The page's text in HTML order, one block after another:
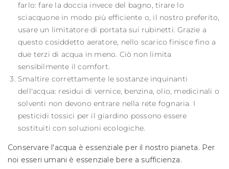
farlo: fare la doccia invece del bagno, tirare lo
sciacquone in modo più efficiente o, il nostro preferito,
usare un limitatore di portata sui rubinetti. Grazie a
questo cosiddetto aeratore, nello scarico finisce fino a
due terzi di acqua in meno. Ciò non limita
sensibilmente il comfort.
Smaltire correttamente le sostanze inquinanti
dell'acqua: residui di vernice, benzina, olio, medicinali o
solventi non devono entrare nella rete fognaria. I
pesticidi tossici per il giardino possono essere
sostituiti con soluzioni ecologiche.
Conservare l'acqua è essenziale per il nostro pianeta. Per
noi esseri umani è essenziale bere a sufficienza.